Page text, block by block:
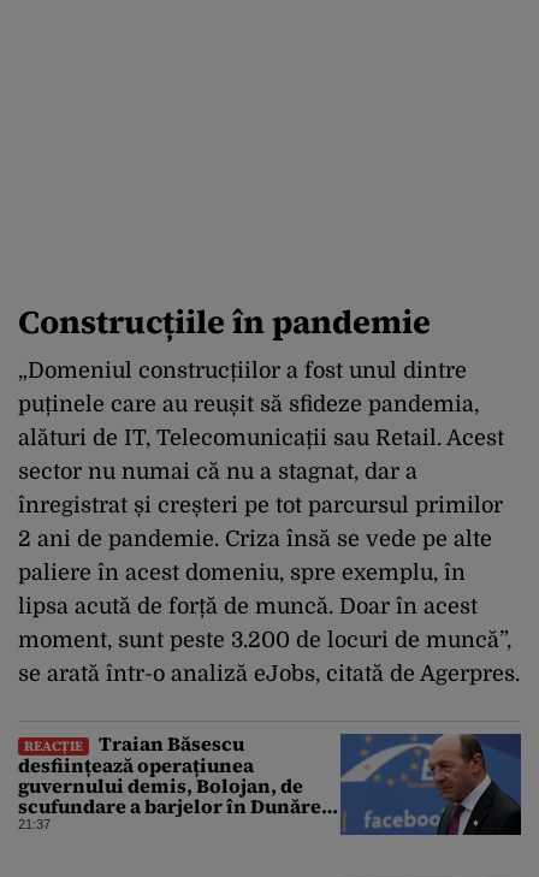
Construcțiile în pandemie
„Domeniul construcțiilor a fost unul dintre
puținele care au reușit să sfideze pandemia,
alături de IT, Telecomunicații sau Retail. Acest
sector nu numai că nu a stagnat, dar a
înregistrat și creșteri pe tot parcursul primilor
2 ani de pandemie. Criza însă se vede pe alte
paliere în acest domeniu, spre exemplu, în
lipsa acută de forță de muncă. Doar în acest
moment, sunt peste 3.200 de locuri de muncă”,
se arată într-o analiză eJobs, citată de Agerpres.
REACȚIE
Traian Băsescu
desființează operațiunea
guvernului demis, Bolojan, de
scufundare a barjelor în Dunăre:
„Este o improvizație”
21:37